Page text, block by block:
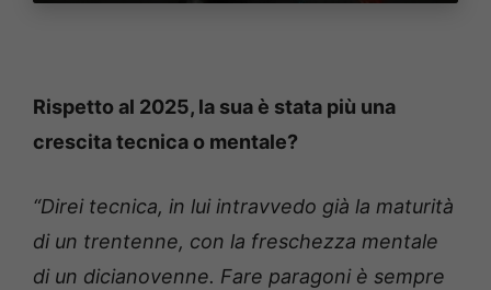
Rispetto al 2025, la sua è stata più una
crescita tecnica o mentale?
“Direi tecnica, in lui intravvedo già la maturità
di un trentenne, con la freschezza mentale
di un dicianovenne. Fare paragoni è sempre